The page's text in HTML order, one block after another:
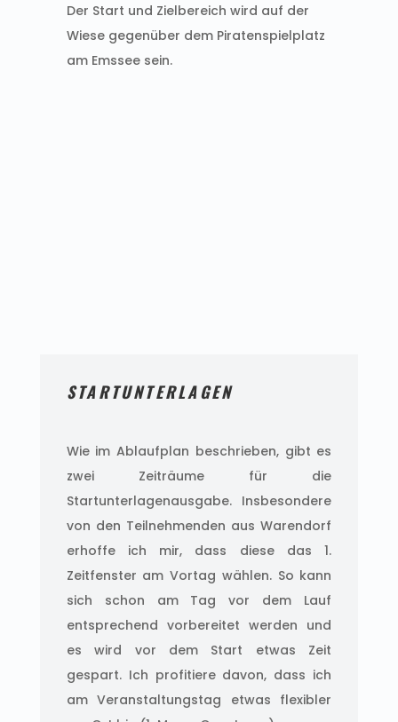
Der Start und Zielbereich wird auf der
Wiese gegenüber dem Piratenspielplatz
am Emssee sein.
STARTUNTERLAGEN
Wie im Ablaufplan beschrieben, gibt es
zwei Zeiträume für die
Startunterlagenausgabe. Insbesondere
von den Teilnehmenden aus Warendorf
erhoffe ich mir, dass diese das 1.
Zeitfenster am Vortag wählen. So kann
sich schon am Tag vor dem Lauf
entsprechend vorbereitet werden und
es wird vor dem Start etwas Zeit
gespart. Ich profitiere davon, dass ich
am Veranstaltungstag etwas flexibler